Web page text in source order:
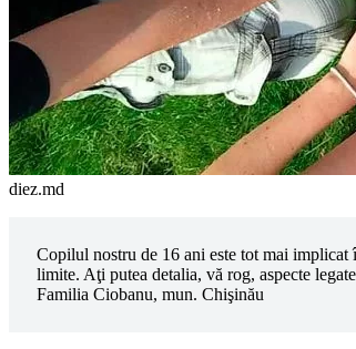
diez.md
Copilul nostru de 16 ani este tot mai implicat
limite. Aţi putea detalia, vă rog, aspecte
Familia Ciobanu, mun. Chişinău